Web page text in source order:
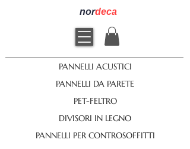
nordeca
PANNELLI ACUSTICI
PANNELLI DA PARETE
PET-FELTRO
DIVISORI IN LEGNO
PANNELLI PER CONTROSOFFITTI